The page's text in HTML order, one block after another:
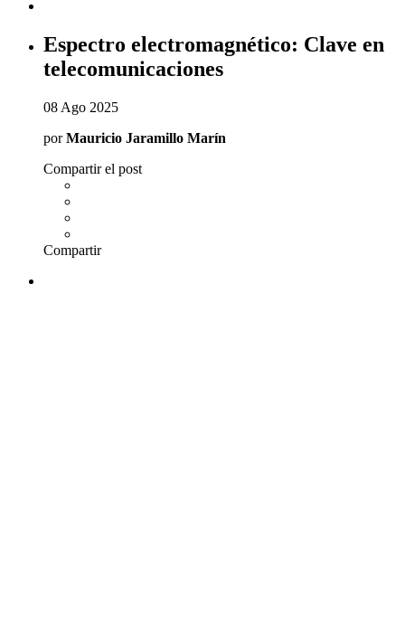
Espectro electromagnético: Clave en
telecomunicaciones
08 Ago 2025
porMauricio Jaramillo Marín
Compartir el post
Compartir